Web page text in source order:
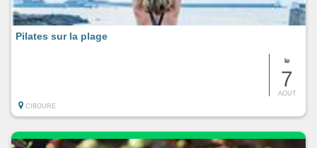
le
7
AOUT
Pilates sur la plage
CIBOURE